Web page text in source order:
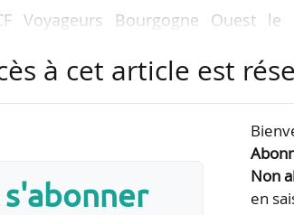
Voyageurs Bourgogne Ouest le
2027.
régi par la réglementation
à cet article est
Non
en